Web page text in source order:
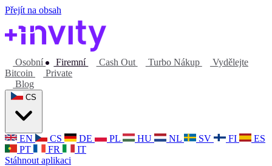
Přejít na obsah
Osobní Firemní Cash Out Turbo Nákup
Vydělejte
Bitcoin
Private
Blog
EN CS DE PL HU NL SV FI
ES
PT
FR
IT
Stáhnout aplikaci